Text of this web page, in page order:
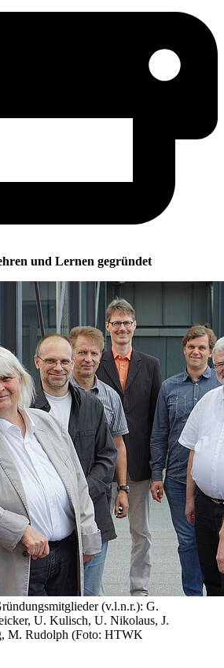
und Lernen gegründet
(v.l.n.r.): G.
U. Kulisch, U. Nikolaus, J.
M. Rudolph (Foto: HTWK